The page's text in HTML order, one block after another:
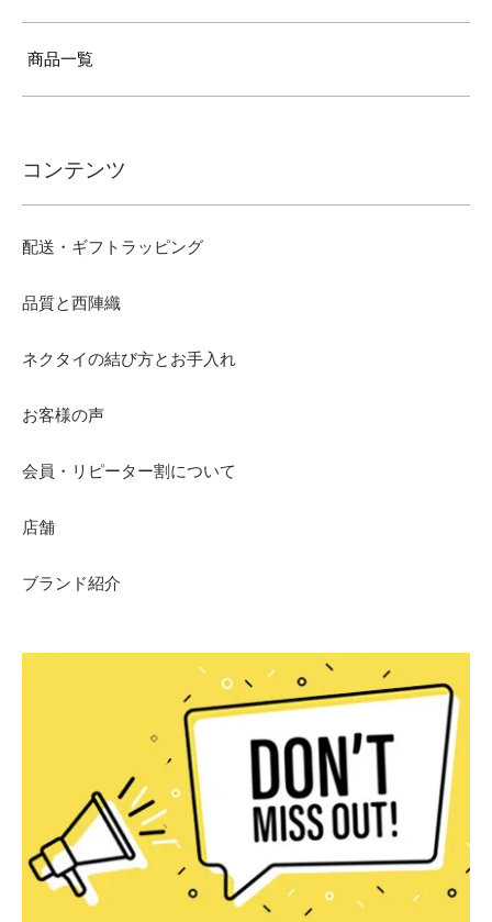
商品一覧
コンテンツ
配送・ギフトラッピング
品質と西陣織
ネクタイの結び方とお手入れ
お客様の声
会員・リピーター割について
店舗
ブランド紹介